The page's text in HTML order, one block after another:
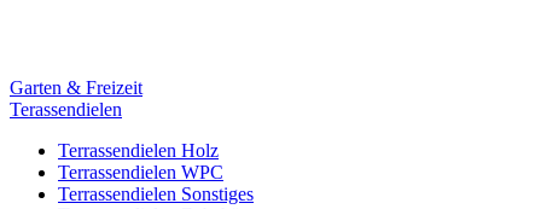
Garten & Freizeit
Terassendielen
Terrassendielen Holz
Terrassendielen WPC
Terrassendielen Sonstiges